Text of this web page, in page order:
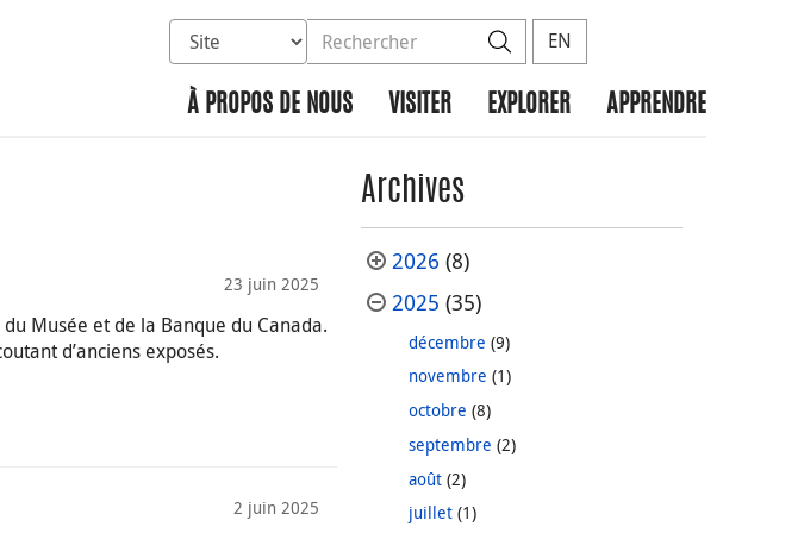
Sélectionnez la base de données à rechercher
Rechercher dans le site Rechercher
EN
À PROPOS DE NOUS VISITER EXPLORER APPRENDRE
23 juin 2025
Musée et de la Banque du Canada.
d’anciens exposés.
2 juin 2025
Archives
2026 (8)
2025 (35)
décembre (9)
novembre (1)
octobre (8)
septembre (2)
août(2)
juillet(1)